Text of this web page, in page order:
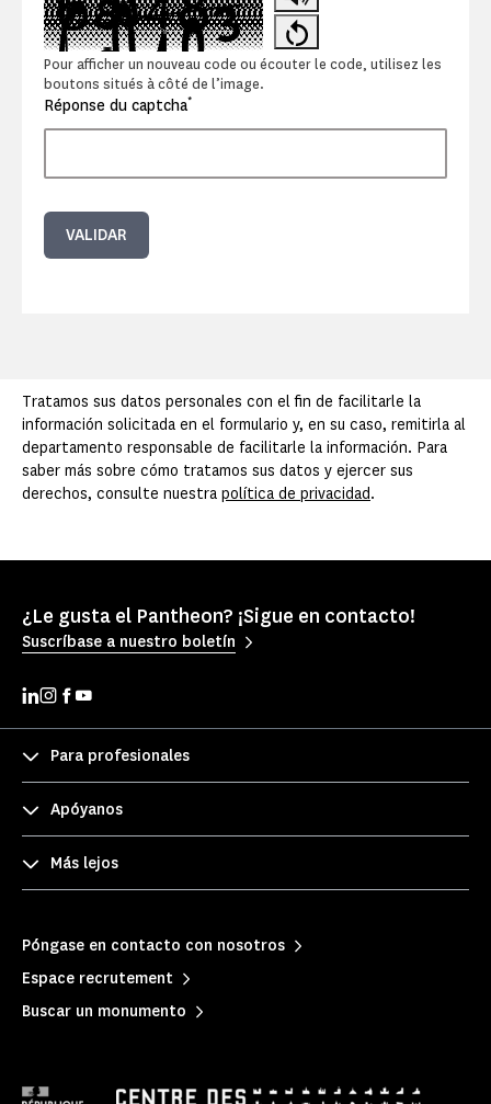
Pour afficher un nouveau code ou écouter le code, utilisez les
boutons situés à côté de l’image.
Réponse du captcha*
VALIDAR
Tratamos sus datos personales con el fin de facilitarle la
información solicitada en el formulario y, en su caso, remitirla al
departamento responsable de facilitarle la información. Para
saber más sobre cómo tratamos sus datos y ejercer sus
derechos, consulte nuestra política de privacidad.
¿Le gusta el Pantheon? ¡Sigue en contacto!
Suscríbase a nuestro boletín
Para profesionales
Apóyanos
Más lejos
Póngase en contacto con nosotros
Espace recrutement
Buscar un monumento